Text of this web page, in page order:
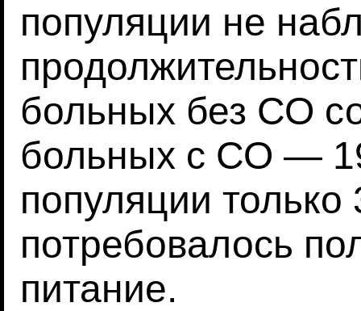
популяции не
больных без СО
больных с СО —
популяции
потребовалось
питание.